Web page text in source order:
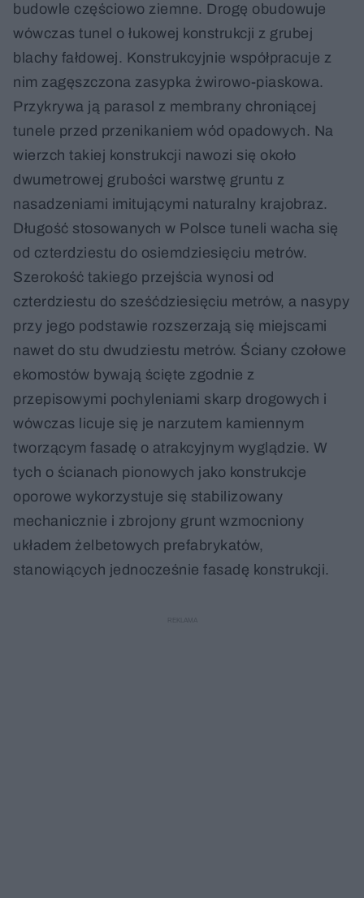
budowle częściowo ziemne. Drogę obudowuje
wówczas tunel o łukowej konstrukcji z grubej
blachy fałdowej. Konstrukcyjnie współpracuje z
nim zagęszczona zasypka żwirowo-piaskowa.
Przykrywa ją parasol z membrany chroniącej
tunele przed przenikaniem wód opadowych. Na
wierzch takiej konstrukcji nawozi się około
dwumetrowej grubości warstwę gruntu z
nasadzeniami imitującymi naturalny krajobraz.
Długość stosowanych w Polsce tuneli wacha się
od czterdziestu do osiemdziesięciu metrów.
Szerokość takiego przejścia wynosi od
czterdziestu do sześćdziesięciu metrów, a nasypy
przy jego podstawie rozszerzają się miejscami
nawet do stu dwudziestu metrów. Ściany czołowe
ekomostów bywają ścięte zgodnie z
przepisowymi pochyleniami skarp drogowych i
wówczas licuje się je narzutem kamiennym
tworzącym fasadę o atrakcyjnym wyglądzie. W
tych o ścianach pionowych jako konstrukcje
oporowe wykorzystuje się stabilizowany
mechanicznie i zbrojony grunt wzmocniony
układem żelbetowych prefabrykatów,
stanowiących jednocześnie fasadę konstrukcji.